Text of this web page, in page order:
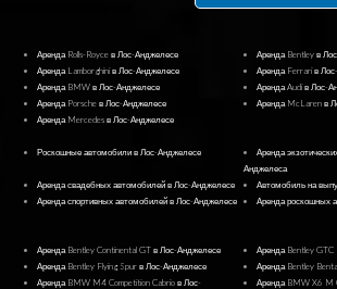
Аренда Rolls-Royce в Лос-Анджелесе
Аренда Bentley в
Аренда Lamborghini в Лос-Анджелесе
Аренда Ferrari в
Аренда BMW в Лос-Анджелесе
Аренда Audi в Лос-
Аренда Porsche в Лос-Анджелесе
Аренда McLaren в
Аренда Mercedes в Лос-Анджелесе
Роскошные автомобили в Лос-Анджелесе
Аренда
Анджелеса
Аренда свадебных автомобилей в Лос-Анджелесе
Автомобиль на
Аренда спортивных автомобилей в Лос-Анджелесе
Аренда роскошных
Аренда Bentley Continental GT в Лос-Анджелесе
Аренда Bentley
Аренда Bentley Flying Spur в Лос-Анджелесе
Аренда Bentley
Аренда BMW M4 Competition Cabrio в Лос-
Аренда BMW X6 M